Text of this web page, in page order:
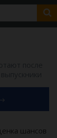
шансов